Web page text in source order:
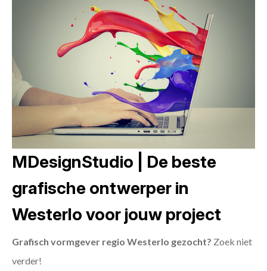
MDesignStudio | De beste
grafische ontwerper in
Westerlo voor jouw project
Grafisch vormgever regio Westerlo gezocht? Zoek niet
verder!